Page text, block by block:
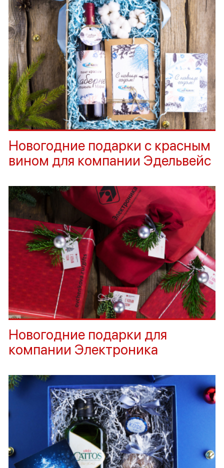
Новогодние подарки с красным
вином для компании Эдельвейс
Новогодние подарки для
компании Электроника